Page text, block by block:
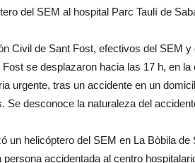
del SEM al hospital Parc Taulí de
Civil de Sant Fost, efectivos del SEM
se desplazaron hacia las 17 h, en
urgente, tras un accidente en un
Se desconoce la naturaleza del
un helicóptero del SEM en La Bòbila
persona accidentada al centro